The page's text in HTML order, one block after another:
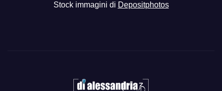
Stock immagini di Depositphotos